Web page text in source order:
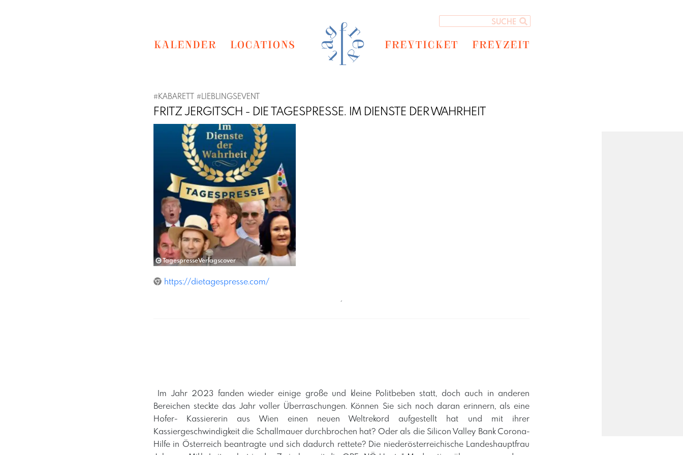
KALENDER LOCATIONS FREYTICKET FREYZEIT
#KABARETT #LIEBLINGSEVENT
FRITZ JERGITSCH - DIE TAGESPRESSE. IM DIENSTE DER WAHRHEIT
TagespresseVerlagscover
Previous Next
https://dietagespresse.com/
´
​ Im Jahr 2023 fanden wieder einige große und kleine Politbeben statt, doch auch in anderen
Bereichen steckte das Jahr voller Überraschungen. Können Sie sich noch daran erinnern, als eine
Hofer- Kassiererin aus Wien einen neuen Weltrekord aufgestellt hat und mit ihrer
Kassiergeschwindigkeit die Schallmauer durchbrochen hat? Oder als die Silicon Valley Bank Corona-
Hilfe in Österreich beantragte und sich dadurch rettete? Die niederösterreichische Landeshauptfrau